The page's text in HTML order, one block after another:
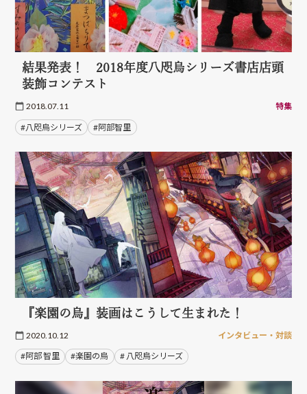
結果発表！ 2018年度八咫烏シリーズ書店店頭
装飾コンテスト
2018.07.11 特集
#八咫烏シリーズ #阿部智里
『楽園の烏』装画はこうして生まれた！
2020.10.12 インタビュー・対談
#阿部 智里 #楽園の烏 # 八咫烏シリーズ